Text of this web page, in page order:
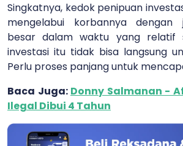
Singkatnya, kedok penipuan
mengelabui korbannya dengan
besar dalam waktu yang relatif
investasi itu tidak bisa langsung
Perlu proses panjang untuk
Baca Juga: Donny Salmanan -
Ilegal Dibui 4 Tahun